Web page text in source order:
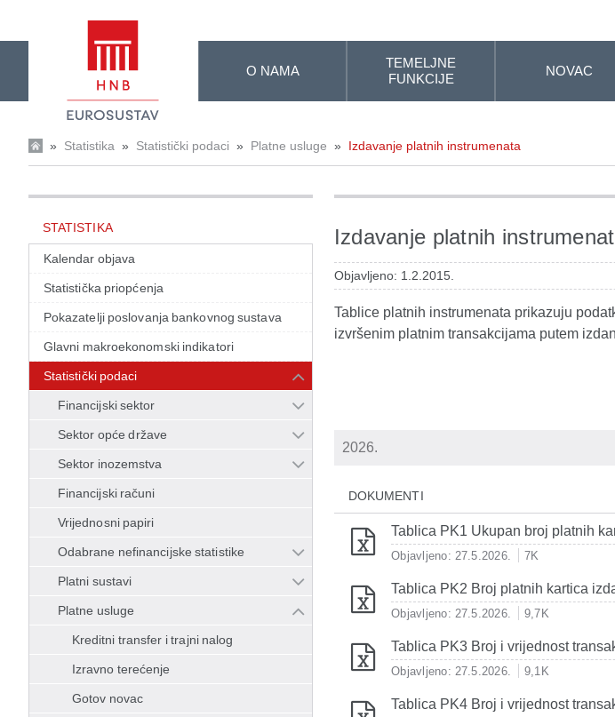
O NAMA
TEMELJNE
FUNKCIJE
NOVAC
» Statistika » Statistički podaci » Platne usluge » Izdavanje platnih instrumenata
STATISTIKA
Kalendar objava
Statistička priopćenja
Pokazatelji poslovanja bankovnog sustava
Glavni makroekonomski indikatori
Statistički podaci
Financijski sektor
Sektor opće države
Sektor inozemstva
Financijski računi
Vrijednosni papiri
Odabrane nefinancijske statistike
Platni sustavi
Platne usluge
Kreditni transfer i trajni nalog
Izravno terećenje
Gotov novac
Izdavanje platnih
Objavljeno: 1.2.2015.
Tablice platnih instrumenata prikazuju
izvršenim platnim transakcijama putem
DOKUMENTI
Tablica PK1 Ukupan broj platnih
Objavljeno: 27.5.2026. 7K
Tablica PK2 Broj platnih kartica
Objavljeno: 27.5.2026. 9,7K
Tablica PK3 Broj i vrijednost
Objavljeno: 27.5.2026. 9,1K
Tablica PK4 Broj i vrijednost